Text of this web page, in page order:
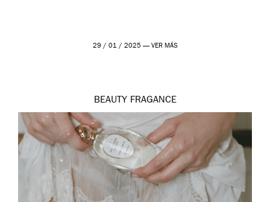
29 / 01 / 2025 — VER MÁS
BEAUTY FRAGANCE